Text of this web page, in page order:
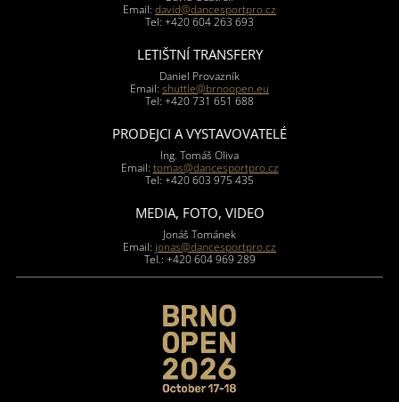
Email: david@dancesportpro.cz
Tel: +420 604 263 693
LETIŠTNÍ TRANSFERY
Daniel Provazník
Email: shuttle@brnoopen.eu
Tel: +420 731 651 688
PRODEJCI A VYSTAVOVATELÉ
Ing. Tomáš Oliva
Email: tomas@dancesportpro.cz
Tel: +420 603 975 435
MEDIA, FOTO, VIDEO
Jonáš Tománek
Email: jonas@dancesportpro.cz
Tel.: +420 604 969 289